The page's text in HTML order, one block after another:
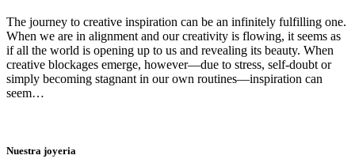
The journey to creative inspiration can be an infinitely fulfilling one.
When we are in alignment and our creativity is flowing, it seems as
if all the world is opening up to us and revealing its beauty. When
creative blockages emerge, however—due to stress, self-doubt or
simply becoming stagnant in our own routines—inspiration can
seem…
Nuestra joyeria